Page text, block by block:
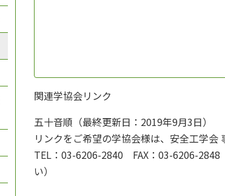
関連学協会リンク
五十音順（最終更新日：2019年9月3日）
リンクをご希望の学協会様は、安全工学会
TEL：03-6206-2840 FAX：03-6206-
い）